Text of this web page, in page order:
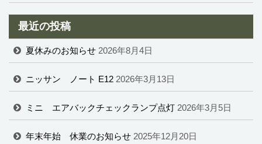
最近の投稿
夏休みのお知らせ 2026年8月4日
ニッサン ノート E12 2026年3月13日
ミニ エアバックチェックランプ点灯 2026年3月5日
年末年始 休業のお知らせ 2025年12月20日